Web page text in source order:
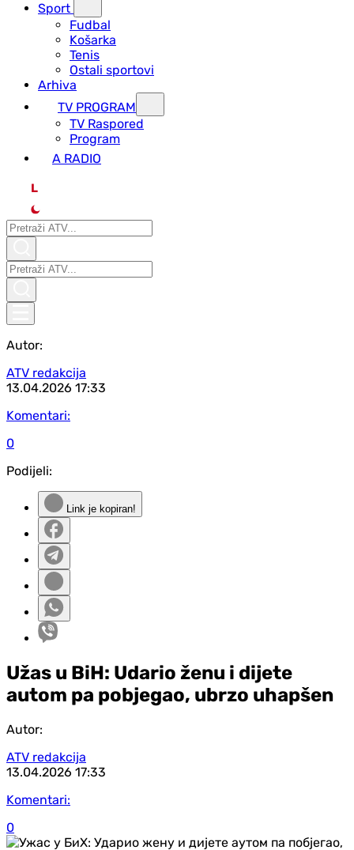
Sport
Fudbal
Košarka
Tenis
Ostali sportovi
Arhiva
TV PROGRAM
ТV Raspored
Program
A RADIO
L
Autor:
ATV redakcija
13.04.2026 17:33
Komentari:
0
Podijeli:
Link je kopiran!
Užas u BiH: Udario ženu i dijete
autom pa pobjegao, ubrzo uhapšen
Autor:
ATV redakcija
13.04.2026 17:33
Komentari:
0